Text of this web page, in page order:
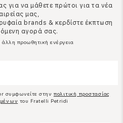
για να μάθετε πρώτοι για τα νέα
μας,
brands & κερδίστε έκπτωση
αγορά σας.
προωθητική ενέργεια
συμφωνείτε στην πολιτική προστασίας
του Fratelli Petridi